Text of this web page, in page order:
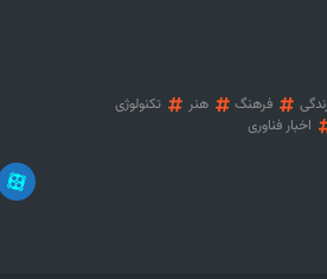
فرهنگ هنر
تکنولوژی
اخبار فناوری